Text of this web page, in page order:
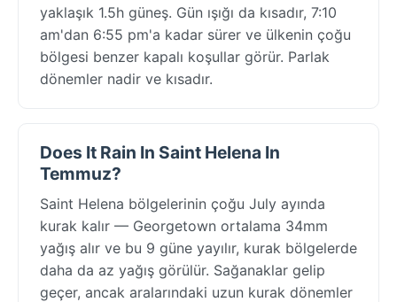
yaklaşık 1.5h güneş. Gün ışığı da kısadır, 7:10
am'dan 6:55 pm'a kadar sürer ve ülkenin çoğu
bölgesi benzer kapalı koşullar görür. Parlak
dönemler nadir ve kısadır.
Does It Rain In Saint Helena In
Temmuz?
Saint Helena bölgelerinin çoğu July ayında
kurak kalır — Georgetown ortalama 34mm
yağış alır ve bu 9 güne yayılır, kurak bölgelerde
daha da az yağış görülür. Sağanaklar gelip
geçer, ancak aralarındaki uzun kurak dönemler